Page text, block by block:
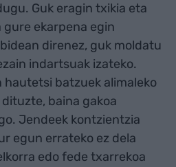
Guk eragin txikia eta
ekarpena egin
direnez, guk moldatu
indartsuak izateko.
batzuek alimaleko
baina gakoa
Jendeek kontzientzia
egun errateko ez dela
edo fede txarrekoa